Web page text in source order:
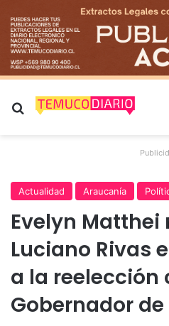
Buscar por
Actualidad Araucanía
Evelyn Matthei
Luciano Rivas
a la reelección
Gobernador